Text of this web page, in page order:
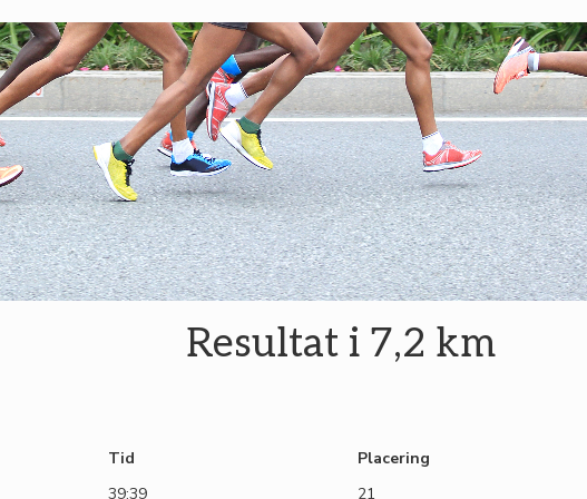
Resultat i 7,2 km
Tid
39:39
Placering
21